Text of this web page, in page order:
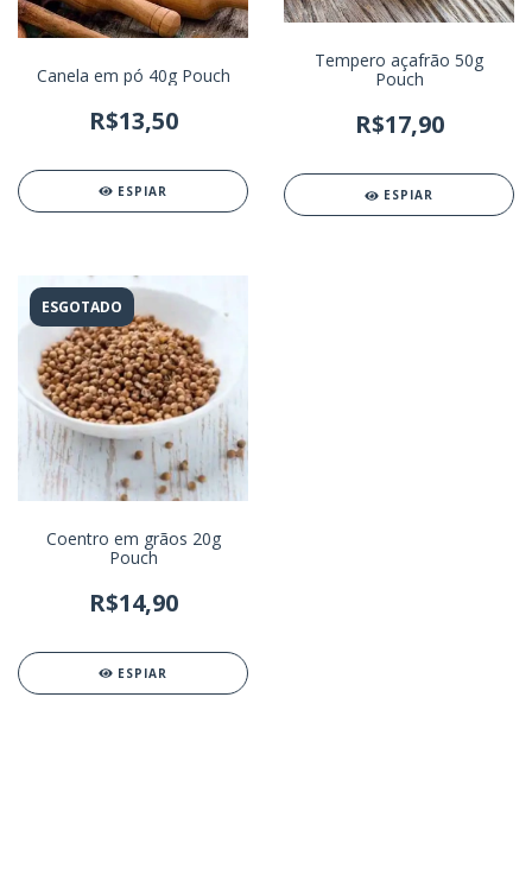
Canela em pó 40g Pouch
R$13,50
ESPIAR
Tempero açafrão 50g
Pouch
R$17,90
ESPIAR
ESGOTADO
Coentro em grãos 20g
Pouch
R$14,90
ESPIAR